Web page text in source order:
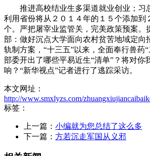
推进高校结业生多渠道就业创业；习
利用省份将从２０１４年的１５个添加到
个。严把屠宰业监管关，完美政策预案。
部：做好沉点大学面向农村贫苦地域定向
轨制方案，“十三五”以来，全面奉行兽药
部委开出了哪些平易近生“清单”？将对你
响？“新华视点”记者进行了逃踪采访。
本文网址：
http://www.smxlyzs.com/
标签：
上一篇： 小编就为您总结了这么多
下一篇： 方若沉走军国从义邪